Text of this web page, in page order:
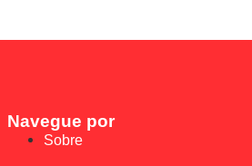
Navegue por
Sobre